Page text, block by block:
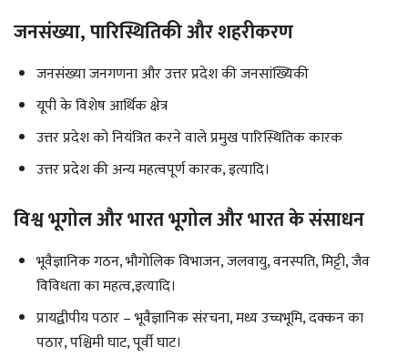
जनसंख्या, पारिस्थितिकी और शहरीकरण
जनसंख्या जनगणना और उत्तर प्रदेश की जनसांख्यिकी
यूपी के विशेष आर्थिक क्षेत्र
उत्तर प्रदेश को नियंत्रित करने वाले प्रमुख पारिस्थितिक कारक
उत्तर प्रदेश की अन्य महत्वपूर्ण कारक, इत्यादि।
विश्व भूगोल और भारत भूगोल और भारत के संसाधन
भूवैज्ञानिक गठन, भौगोलिक विभाजन, जलवायु, वनस्पति, मिट्टी, जैव
विविधता का महत्व,इत्यादि।
प्रायद्वीपीय पठार – भूवैज्ञानिक संरचना, मध्य उच्चभूमि, दक्कन का
पठार, पश्चिमी घाट, पूर्वी घाट।